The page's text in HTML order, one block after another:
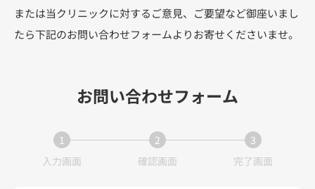
または当クリニックに対するご意見、ご要望など御座いまし
たら下記のお問い合わせフォームよりお寄せくださいませ。
お問い合わせフォーム
1
入力画面
2
確認画面
3
完了画面